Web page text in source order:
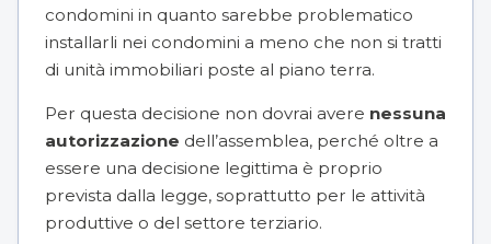
condomini in quanto sarebbe problematico
installarli nei condomini a meno che non si tratti
di unità immobiliari poste al piano terra.
Per questa decisione non dovrai avere nessuna
autorizzazione dell’assemblea, perché oltre a
essere una decisione legittima è proprio
prevista dalla legge, soprattutto per le attività
produttive o del settore terziario.